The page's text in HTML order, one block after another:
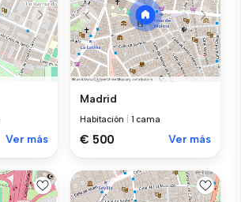
Ver más
Madrid
Habitación 1 cama
€ 500 Ver más